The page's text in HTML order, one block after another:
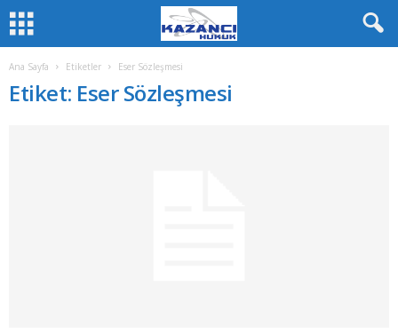
Ana Sayfa Etiketler Eser Sözleşmesi
Etiket: Eser Sözleşmesi